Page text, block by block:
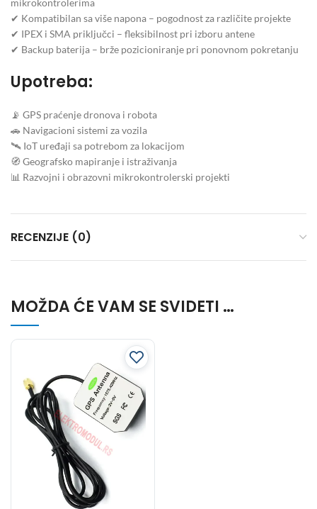
mikrokontrolerima
✔ Kompatibilan sa više napona – pogodnost za različite projekte
✔ IPEX i SMA priključci – fleksibilnost pri izboru antene
✔ Backup baterija – brže pozicioniranje pri ponovnom pokretanju
Upotreba:
📡 GPS praćenje dronova i robota
🚗 Navigacioni sistemi za vozila
🛰 IoT uređaji sa potrebom za lokacijom
🧭 Geografsko mapiranje i istraživanja
📊 Razvojni i obrazovni mikrokontrolerski projekti
RECENZIJE (0)
MOŽDA ĆE VAM SE SVIDETI …